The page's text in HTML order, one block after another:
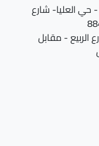
حي العليا- شارع
الربيع - مقابل